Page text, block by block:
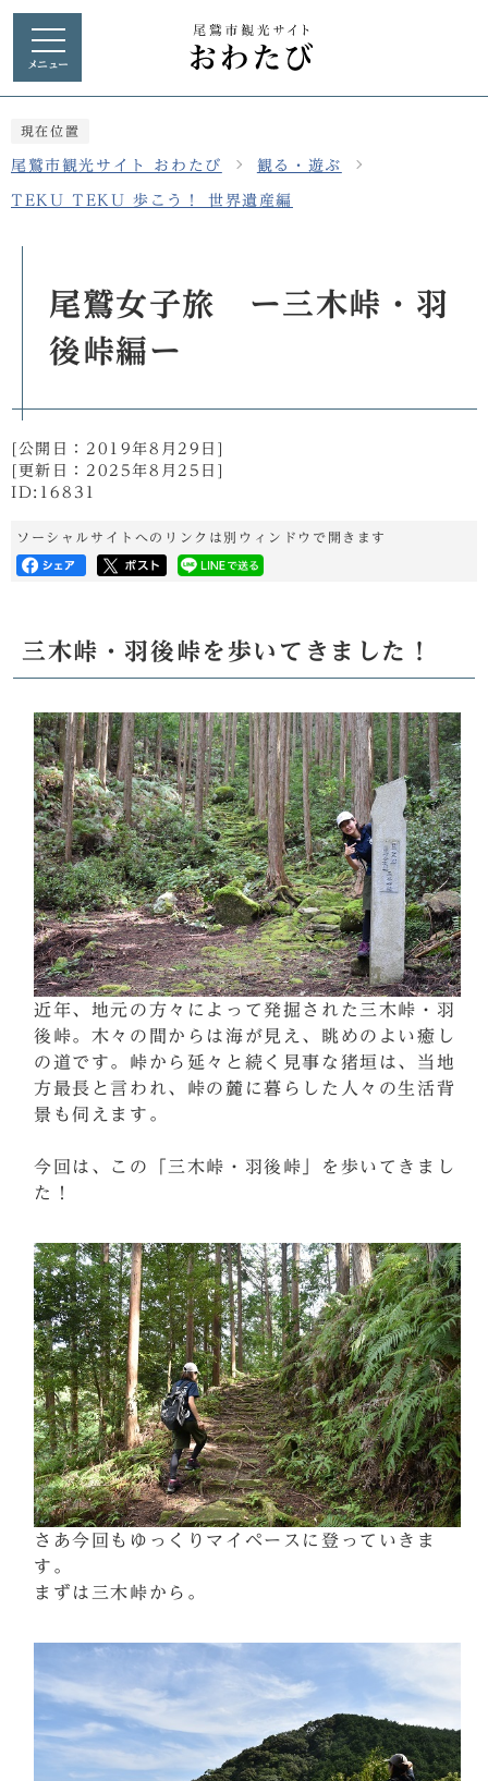
メニュー
現在位置
尾鷲市観光サイト おわたび 観る・遊ぶ
TEKU TEKU 歩こう！ 世界遺産編
尾鷲女子旅 ー三木峠・羽
後峠編ー
[公開日： 2019年8月29日 ]
[更新日： 2025年8月25日 ]
ID:16831
ソーシャルサイトへのリンクは別ウィンドウで開きます
三木峠・羽後峠を歩いてきました！
近年、地元の方々によって発掘された三木峠・羽
後峠。木々の間からは海が見え、眺めのよい癒し
の道です。峠から延々と続く見事な猪垣は、当地
方最長と言われ、峠の麓に暮らした人々の生活背
景も伺えます。
今回は、この「三木峠・羽後峠」を歩いてきまし
た！
さあ今回もゆっくりマイペースに登っていきま
す。
まずは三木峠から。